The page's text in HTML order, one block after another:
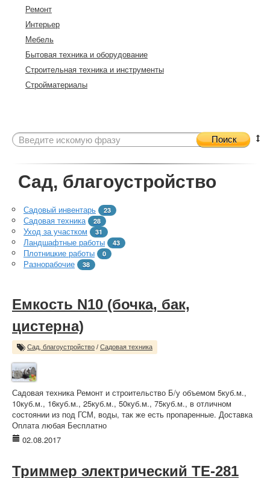
Ремонт
Интерьер
Мебель
Бытовая техника и оборудование
Строительная техника и инструменты
Стройматериалы
Поиск
Сад, благоустройство
Садовый инвентарь 23
Садовая техника 28
Уход за участком 31
Ландшафтные работы 43
Плотницкие работы 0
Разнорабочие 38
Емкость N10 (бочка, бак,
цистерна)
Сад, благоустройство / Садовая техника
Садовая техника Ремонт и строительство Б/у объемом 5куб.м.,
10куб.м., 16куб.м., 25куб.м., 50куб.м., 75куб.м., в отличном
состоянии из под ГСМ, воды, так же есть пропаренные. Доставка
Оплата любая Бесплатно
02.08.2017
Триммер электрический TE-281